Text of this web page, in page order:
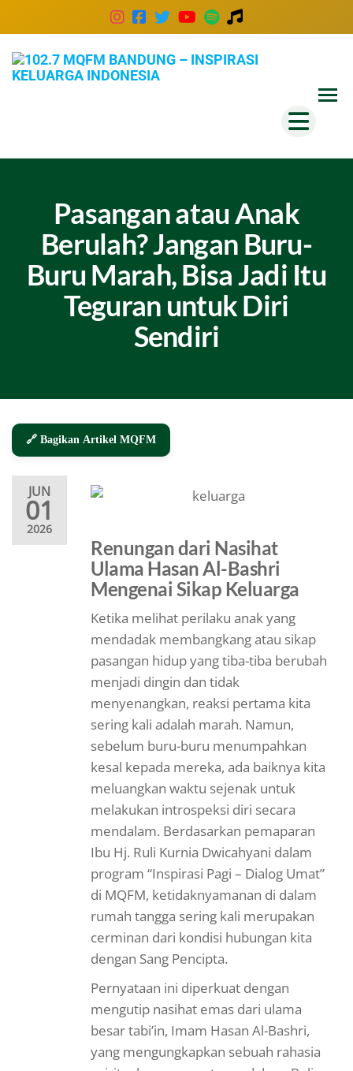
Pasangan atau Anak
Berulah? Jangan Buru-
Buru Marah, Bisa Jadi Itu
Teguran untuk Diri
Sendiri
🔗 Bagikan Artikel MQFM
JUN
01
2026
Renungan dari Nasihat
Ulama Hasan Al-Bashri
Mengenai Sikap Keluarga
Ketika melihat perilaku anak yang
mendadak membangkang atau sikap
pasangan hidup yang tiba-tiba berubah
menjadi dingin dan tidak
menyenangkan, reaksi pertama kita
sering kali adalah marah. Namun,
sebelum buru-buru menumpahkan
kesal kepada mereka, ada baiknya kita
meluangkan waktu sejenak untuk
melakukan introspeksi diri secara
mendalam. Berdasarkan pemaparan
Ibu Hj. Ruli Kurnia Dwicahyani dalam
program “Inspirasi Pagi – Dialog Umat”
di MQFM, ketidaknyamanan di dalam
rumah tangga sering kali merupakan
cerminan dari kondisi hubungan kita
dengan Sang Pencipta.
Pernyataan ini diperkuat dengan
mengutip nasihat emas dari ulama
besar tabi’in, Imam Hasan Al-Bashri,
yang mengungkapkan sebuah rahasia